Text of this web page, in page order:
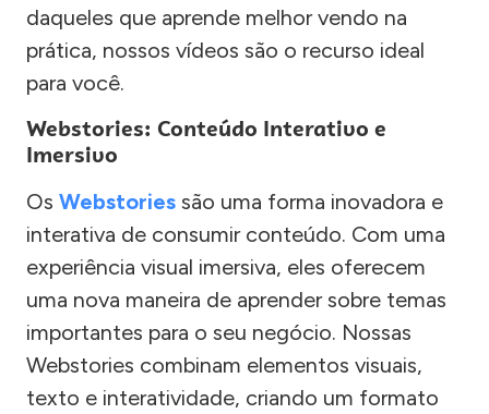
daqueles que aprende melhor vendo na
prática, nossos vídeos são o recurso ideal
para você.
Webstories: Conteúdo Interativo e
Imersivo
Os Webstories são uma forma inovadora e
interativa de consumir conteúdo. Com uma
experiência visual imersiva, eles oferecem
uma nova maneira de aprender sobre temas
importantes para o seu negócio. Nossas
Webstories combinam elementos visuais,
texto e interatividade, criando um formato